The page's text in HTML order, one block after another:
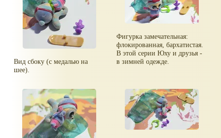
Вид сбоку (с медалью на
шее).
Фигурка замечательная:
флокированная, бархатистая.
В этой серии Юху и друзья -
в зимней одежде.